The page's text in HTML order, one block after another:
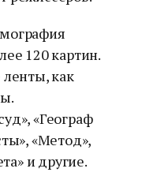
120 картин.
как
«Географ
«Метод»,
и другие.